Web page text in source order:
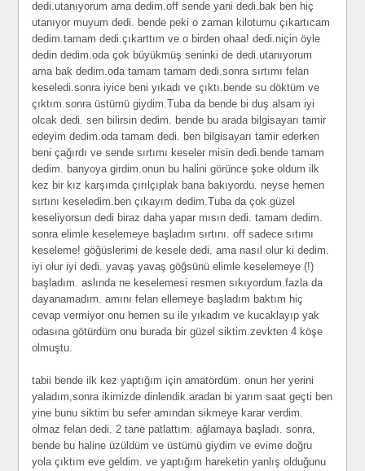
dedi.utanıyorum ama dedim.off sende yani dedi.bak ben hiç
utanıyor muyum dedi. bende peki o zaman kilotumu çıkartıcam
dedim.tamam dedi.çıkarttım ve o birden ohaa! dedi.niçin öyle
dedin dedim.oda çok büyükmüş seninki de dedi.utanıyorum
ama bak dedim.oda tamam tamam dedi.sonra sırtımı felan
keseledi.sonra iyice beni yıkadı ve çıktı.bende su döktüm ve
çıktım.sonra üstümü giydim.Tuba da bende bi duş alsam iyi
olcak dedi. sen bilirsin dedim. bende bu arada bilgisayarı tamir
edeyim dedim.oda tamam dedi. ben bilgisayarı tamir ederken
beni çağırdı ve sende sırtımı keseler misin dedi.bende tamam
dedim. banyoya girdim.onun bu halini görünce şoke oldum ilk
kez bir kız karşımda çırılçıplak bana bakıyordu. neyse hemen
sırtını keseledim.ben çıkayım dedim.Tuba da çok güzel
keseliyorsun dedi biraz daha yapar mısın dedi. tamam dedim.
sonra elimle keselemeye başladım sırtını. off sadece sıtımı
keseleme! göğüslerimi de kesele dedi. ama nasıl olur ki dedim.
iyi olur iyi dedi. yavaş yavaş göğsünü elimle keselemeye (!)
başladım. aslında ne keselemesi resmen sıkıyordum.fazla da
dayanamadım. amını felan ellemeye başladım baktım hiç
cevap vermiyor onu hemen su ile yıkadım ve kucaklayıp yak
odasına götürdüm onu burada bir güzel siktim.zevkten 4 köşe
olmuştu.
tabii bende ilk kez yaptığım için amatördüm. onun her yerini
yaladım,sonra ikimizde dinlendik.aradan bi yarım saat geçti ben
yine bunu siktim bu sefer amından sikmeye karar verdim.
olmaz felan dedi. 2 tane patlattım. ağlamaya başladı. sonra,
bende bu haline üzüldüm ve üstümü giydim ve evime doğru
yola çıktım eve geldim. ve yaptığım hareketin yanlış olduğunu